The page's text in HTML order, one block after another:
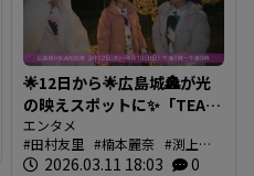
🌟12日から🌟広島城🏯が光
の映えスポットに✨「TEAM
SHIRO」始動
❗【BUTSUBUTSU2】
エンタメ
田村友里
楠本麗奈
渕上沙
紀
新本穂乃佳 イマナマ
2026.03.11 18:03 0